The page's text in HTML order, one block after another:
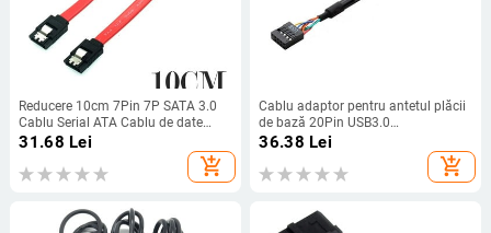
Reducere 10cm 7Pin 7P SATA 3.0
Cablu Serial ATA Cablu de date
scurt pentru HDD SSD Linie de
cablu 7pin sata cablu scurt 0,1 m
31.68 Lei
add_shopping_cart
Cablu adaptor pentru antetul plăcii
de bază 20Pin USB3.0
mamă/mascul la 9Pin USB2.0
masculin/femă Adaptor convertor
USB3.0 la 2.0
36.38 Lei
add_shopping_cart